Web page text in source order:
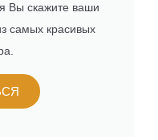
Вы скажите ваши
самых красивых